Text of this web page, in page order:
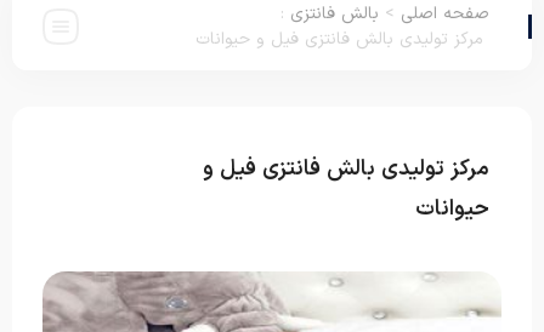
صفحه اصلی > بالش فانتزی :
مرکز تولیدی بالش فانتزی فیل و حیوانات
مرکز تولیدی بالش فانتزی فیل و
حیوانات